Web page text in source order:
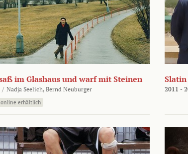
im Glashaus und warf mit Steinen
/ Nadja Seelich, Bernd Neuburger
erhältlich
2011 -